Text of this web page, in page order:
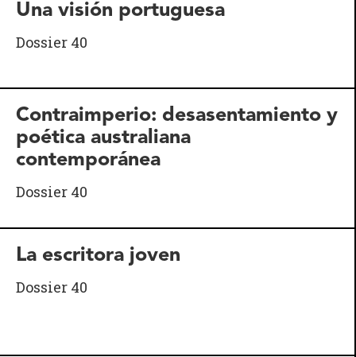
Una visión portuguesa
Dossier 40
Contraimperio: desasentamiento y
poética australiana
contemporánea
Dossier 40
La escritora joven
Dossier 40